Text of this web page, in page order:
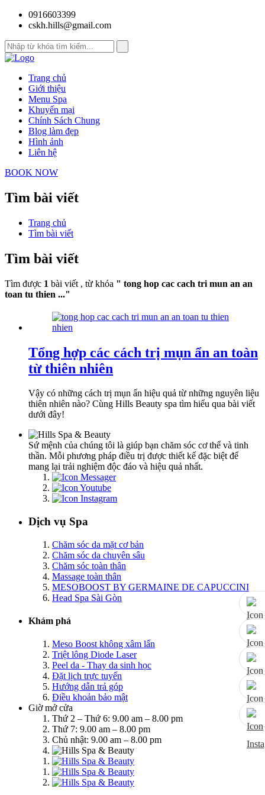
0916603399
cskh.hills@gmail.com
Trang chủ
Giới thiệu
Menu Spa
Khuyến mại
Chính Sách Chung
Blog làm đẹp
Hình ảnh
Liên hệ
BOOK NOW
Tìm bài viết
Trang chủ
Tìm bài viết
Tìm bài viết
Tìm được 1 bài viết , từ khóa " tong hop cac cach tri mun an an
toan tu thien ..."
Tổng hợp các cách trị mụn ẩn an toàn
từ thiên nhiên
Vậy có những cách trị mụn ẩn hiệu quả từ những nguyên liệu
thiên nhiên nào? Cùng Hills Beauty spa tìm hiểu qua bài viết
dưới đây!
Sứ mệnh của chúng tôi là giúp bạn chăm sóc cơ thể và tinh
thần. Mỗi phương pháp điều trị được thiết kế đặc biệt để
mang lại trải nghiệm độc đáo và hiệu quả nhất.
Dịch vụ Spa
Chăm sóc da mặt cơ bản
Chăm sóc da chuyên sâu
Chăm sóc toàn thân
Massage toàn thân
MESOBOOST BY GERMAINE DE CAPUCCINI
Head Spa Sài Gòn
Khám phá
Meso Boost không xâm lấn
Triệt lông Diode Laser
Peel da - Thay da sinh học
Đặt lịch trực tuyến
Hướng dẫn trả góp
Điều khoản bảo mật
Giờ mở cửa
Thứ 2 – Thứ 6: 9.00 am – 8.00 pm
Thứ 7: 9.00 am – 8.00 pm
Chủ nhật: 9.00 am – 8.00 pm